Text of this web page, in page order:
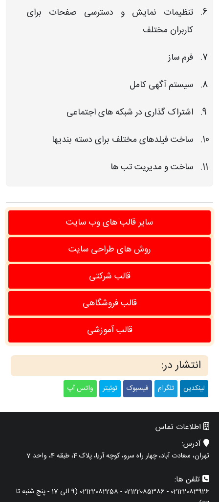
تنظیمات نمایش و دسترسی صفحات برای
کاربران مختلف
فرم ساز
سیستم آگهی کامل
اشتراک گذاری در شبکه های اجتماعی
ساخت فیلدهای مختلف برای دسته بندیها
ساخت و مدیریت تب ها
سایر قالب های وب سایت
روش های طراحی سایت
قالب شرکتی
قالب فروشگاهی
قالب آموزشی
انتشار در:
لینکدین تلگرام فیسبوک توئیتر واتس آپ
اطلاعات تماس
آدرس:
تهران، سعادت آباد، چهار راه سرو، کوچه آریا، پلاک 4، طبقه 4، واحد 7
تلفن ها:
02122083926 - 02122085386 - 02122082258 (9 الی 17 - پنج شنبه تا